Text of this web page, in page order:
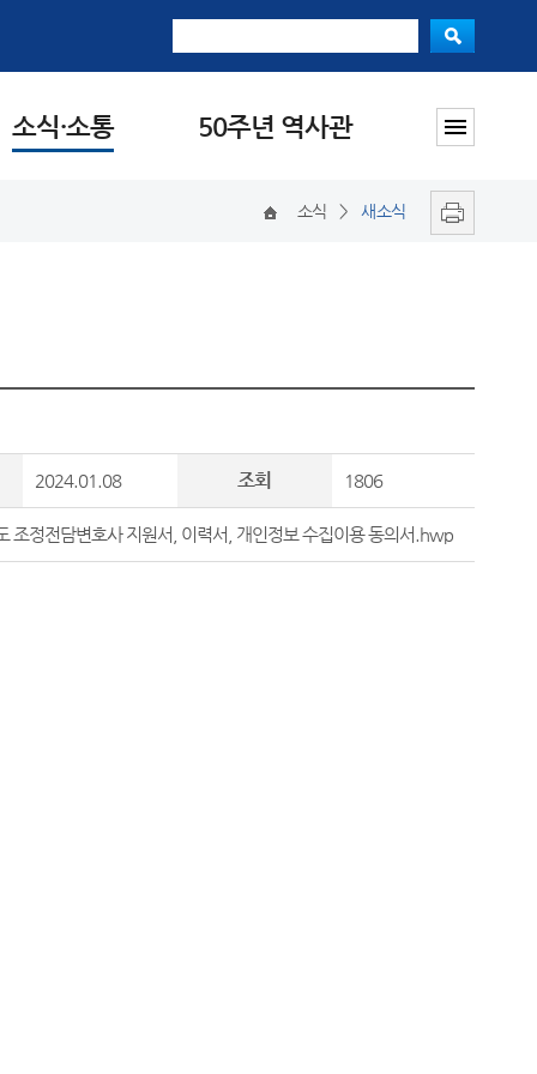
소식·소통 50주년 역사관
소식 > 새소식
2024.01.08 조회 1806
조정전담변호사 지원서, 이력서, 개인정보 수집이용 동의서.hwp